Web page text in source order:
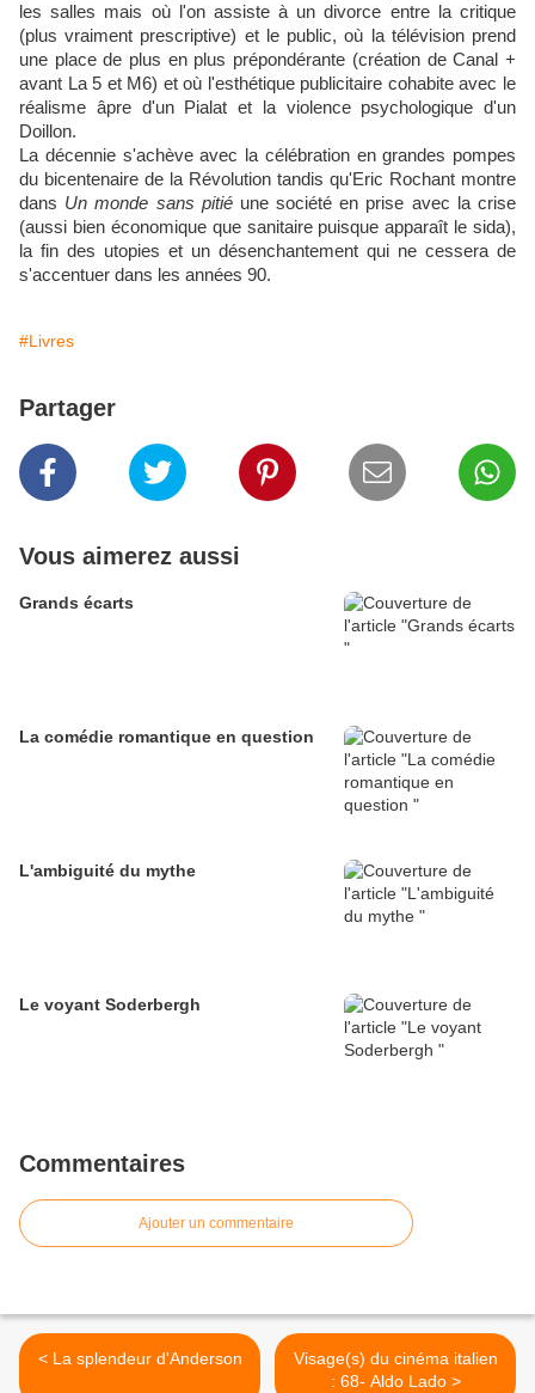
les salles mais où l'on assiste à un divorce entre la critique
(plus vraiment prescriptive) et le public, où la télévision prend
une place de plus en plus prépondérante (création de Canal +
avant La 5 et M6) et où l'esthétique publicitaire cohabite avec le
réalisme âpre d'un Pialat et la violence psychologique d'un
Doillon.
La décennie s'achève avec la célébration en grandes pompes
du bicentenaire de la Révolution tandis qu'Eric Rochant montre
dans Un monde sans pitiéune société en prise avec la crise
(aussi bien économique que sanitaire puisque apparaît le sida),
la fin des utopies et un désenchantement qui ne cessera de
s'accentuer dans les années 90.
#Livres
Partager
Vous aimerez aussi
Grands écarts
La comédie romantique en question
L'ambiguité du mythe
Le voyant Soderbergh
Commentaires
Ajouter un commentaire
< La splendeur d'Anderson
Visage(s) du cinéma italien
: 68- Aldo Lado >